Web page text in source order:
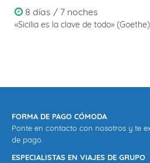
8 días / 7 noches
«Sicilia es la clave de todo» (Goethe)
FORMA DE PAGO CÓMODA
Ponte en contacto con nosotros y te
de pago.
ESPECIALISTAS EN VIAJES DE GRUPO